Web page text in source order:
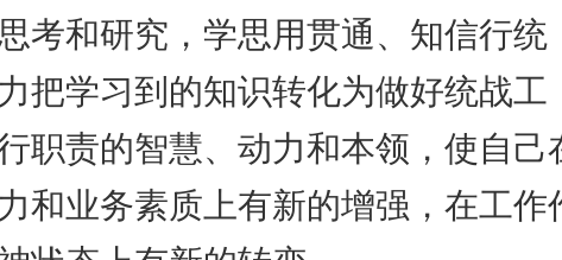
考和研究，学思用贯通、知信行统
把学习到的知识转化为做好统战工
职责的智慧、动力和本领，使自己
和业务素质上有新的增强，在工作